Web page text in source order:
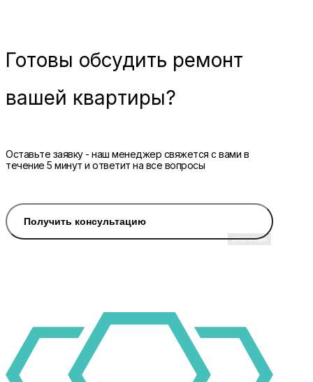
Готовы обсудить ремонт
вашей квартиры?
Оставьте заявку - наш менеджер свяжется с вами в
течение 5 минут и ответит на все вопросы
Получить консультацию